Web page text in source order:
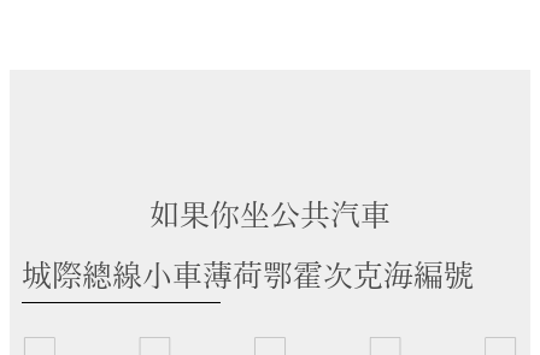
如果你坐公共汽車
城際總線小車薄荷鄂霍次克海編號